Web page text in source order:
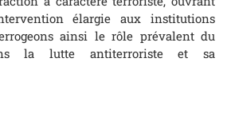
élargie aux institutions
ainsi le rôle prévalent du
la lutte antiterroriste et sa